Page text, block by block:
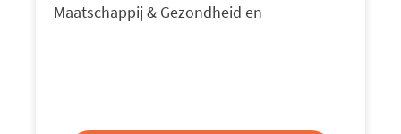
Maatschappij & Gezondheid en